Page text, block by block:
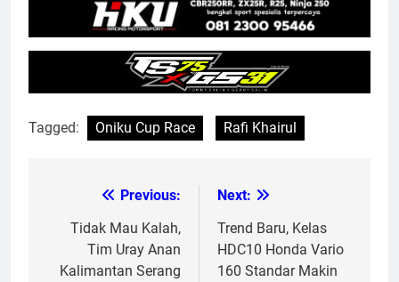
Tagged: Oniku Cup Race Rafi Khairul
navigation
Previous:
Tidak Mau Kalah,
Tim Uray Anan
Kalimantan Serang
Next:
Trend Baru, Kelas
HDC10 Honda Vario
160 Standar Makin